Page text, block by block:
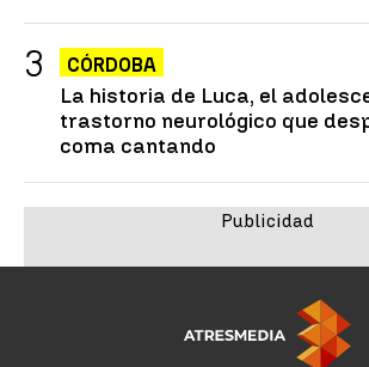
CÓRDOBA
La historia de Luca, el
trastorno neurológico que
coma cantando